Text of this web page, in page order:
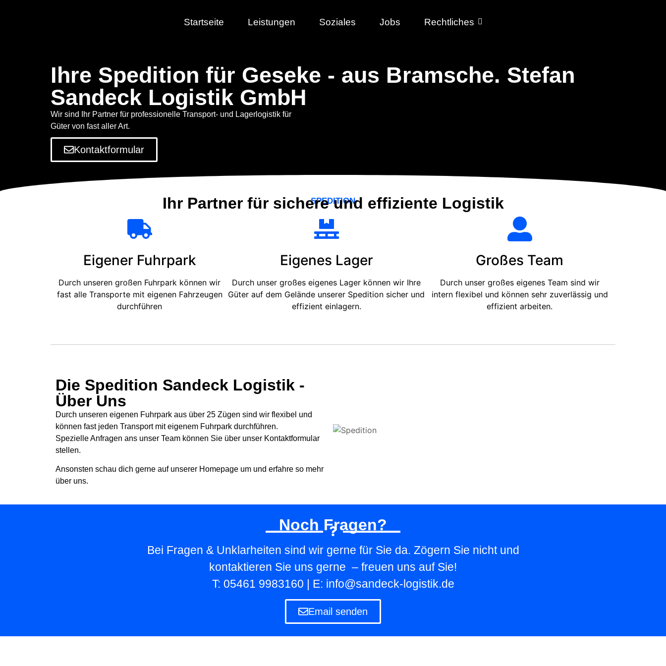
Startseite Leistungen Soziales Jobs Rechtliches
Ihre Spedition für Geseke - aus Bramsche. Stefan
Sandeck Logistik GmbH
Wir sind Ihr Partner für professionelle Transport- und Lagerlogistik für
Güter von fast aller Art.
Kontaktformular
SPEDITION
Ihr Partner für sichere und effiziente Logistik
Eigener Fuhrpark
Durch unseren großen Fuhrpark können wir
fast alle Transporte mit eigenen Fahrzeugen
durchführen
Eigenes Lager
Durch unser großes eigenes Lager können wir Ihre
Güter auf dem Gelände unserer Spedition sicher und
effizient einlagern.
Großes Team
Durch unser großes eigenes Team sind wir
intern flexibel und können sehr zuverlässig und
effizient arbeiten.
Die Spedition Sandeck Logistik -
Über Uns
Durch unseren eigenen Fuhrpark aus über 25 Zügen sind wir flexibel und
können fast jeden Transport mit eigenem Fuhrpark durchführen.
Spezielle Anfragen ans unser Team können Sie über unser Kontaktformular
stellen.
Ansonsten schau dich gerne auf unserer Homepage um und erfahre so mehr
über uns.
Noch Fragen?
Bei Fragen & Unklarheiten sind wir gerne für Sie da. Zögern Sie nicht und
kontaktieren Sie uns gerne – freuen uns auf Sie!
T: 05461 9983160 | E: info@sandeck-logistik.de
Email senden